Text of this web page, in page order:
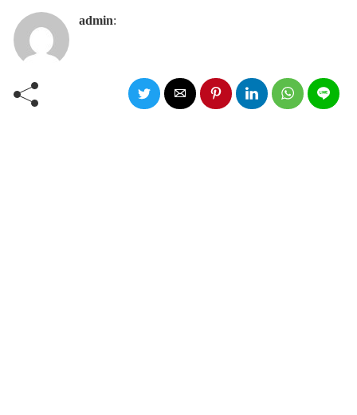
admin: